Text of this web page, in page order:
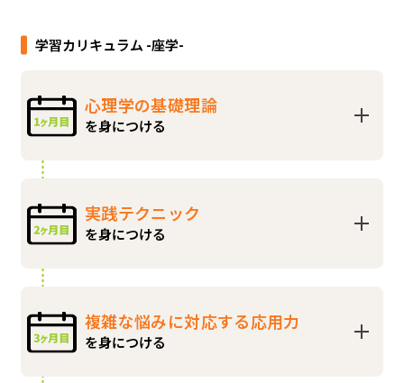
学習カリキュラム -座学-
心理学の基礎理論
を身につける
実践テクニック
を身につける
複雑な悩みに対応する応用力
を身につける